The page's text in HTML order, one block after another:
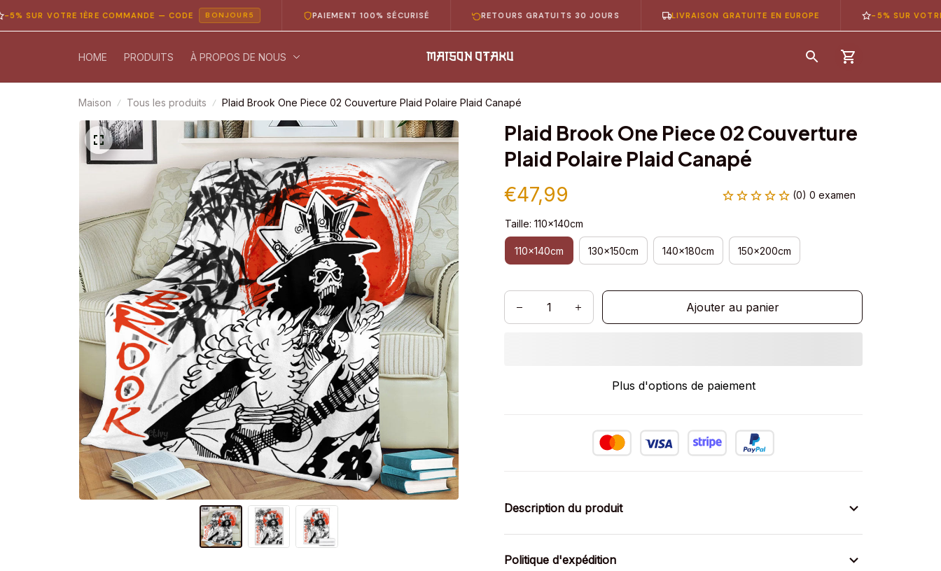
VOTRE 1ÈRE COMMANDE — CODE BONJOUR5 PAIEMENT 100% SÉCURISÉ RETOURS GRATUITS 30 JOURS LIVRAISON GRATUITE EN EUROPE -5% SUR VOTRE 1ÈRE
HOME PRODUITS À PROPOS DE NOUS
Maison Tous les produits Plaid Brook One Piece 02 Couverture Plaid Polaire Plaid Canapé
Plaid Brook One Piece 02 Couverture
Plaid Polaire Plaid Canapé
€47,99 (0) 0 examen
Taille: 110x140cm
110x140cm 130x150cm 140x180cm 150x200cm
Ajouter au panier
Plus d'options de paiement
Description du produit
Politique d'expédition